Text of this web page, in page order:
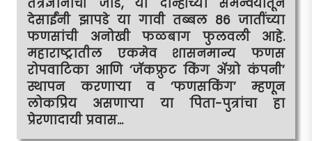
तंत्रज्ञानाची जोड, या दोन्हींच्या समन्वयातून
देसाईंनी झापडे या गावी तब्बल 86 जातींच्या
फणसांची अनोखी फळबाग फुलवली आहे.
महाराष्ट्रातील एकमेव शासनमान्य फणस
रोपवाटिका आणि ‘जॅकफ्रुट किंग अ‍ॅग्रो कंपनी’
स्थापन करणार्‍या व ‘फणसकिंग’ म्हणून
लोकप्रिय असणार्‍या या पिता-पुत्रांचा हा
प्रेरणादायी प्रवास...